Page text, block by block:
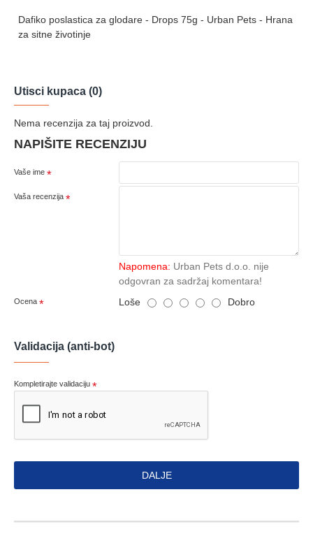
Dafiko poslastica za glodare - Drops 75g - Urban Pets - Hrana
za sitne životinje
Utisci kupaca (0)
Nema recenzija za taj proizvod.
NAPIŠITE RECENZIJU
Vaše ime
Vaša recenzija
Napomena: Urban Pets d.o.o. nije
odgovran za sadržaj komentara!
Ocena Loše Dobro
Validacija (anti-bot)
Kompletirajte validaciju
DALJE